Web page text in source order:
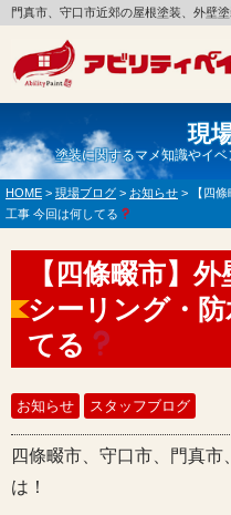
門真市、守口市近郊の屋根塗装、外壁
現
塗装に関するマメ知識やイ
HOME > 現場ブログ > お知らせ >
【四
工事 今回は何してる
【四條畷市】
シーリング・
てる
お知らせ スタッフブログ
四條畷市、守口市、門真
は！